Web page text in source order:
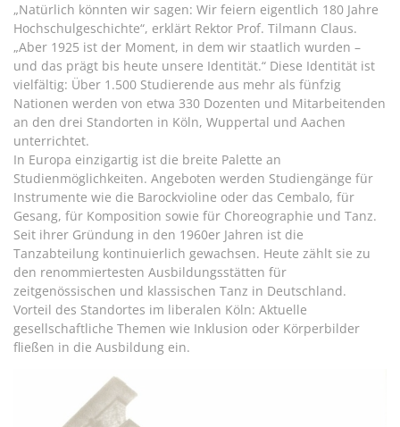
„Natürlich könnten wir sagen: Wir feiern eigentlich 180 Jahre
Hochschulgeschichte“, erklärt Rektor Prof. Tilmann Claus.
„Aber 1925 ist der Moment, in dem wir staatlich wurden –
und das prägt bis heute unsere Identität.“ Diese Identität ist
vielfältig: Über 1.500 Studierende aus mehr als fünfzig
Nationen werden von etwa 330 Dozenten und Mitarbeitenden
an den drei Standorten in Köln, Wuppertal und Aachen
unterrichtet.
In Europa einzigartig ist die breite Palette an
Studienmöglichkeiten. Angeboten werden Studiengänge für
Instrumente wie die Barockvioline oder das Cembalo, für
Gesang, für Komposition sowie für Choreographie und Tanz.
Seit ihrer Gründung in den 1960er Jahren ist die
Tanzabteilung kontinuierlich gewachsen. Heute zählt sie zu
den renommiertesten Ausbildungsstätten für
zeitgenössischen und klassischen Tanz in Deutschland.
Vorteil des Standortes im liberalen Köln: Aktuelle
gesellschaftliche Themen wie Inklusion oder Körperbilder
fließen in die Ausbildung ein.